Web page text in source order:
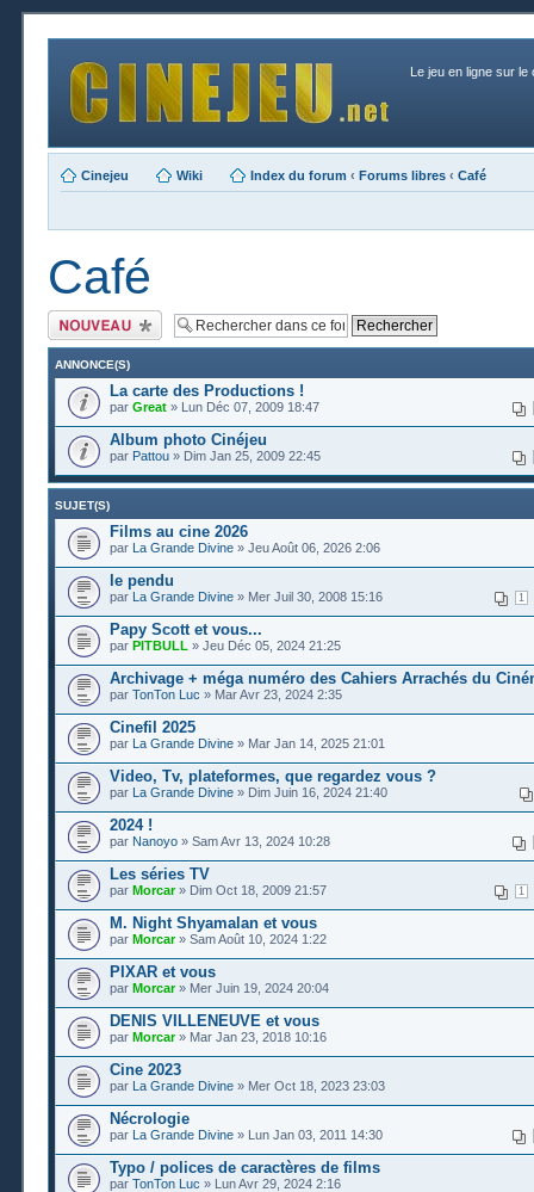
Le jeu en ligne sur le
Cinejeu Wiki Index du forum ‹ Forums libres ‹ Café
Café
Publier un nouveau
sujet
ANNONCE(S)
La carte des Productions !
par Great » Lun Déc 07, 2009 18:47
Album photo Cinéjeu
par Pattou » Dim Jan 25, 2009 22:45
SUJET(S)
Films au cine 2026
par La Grande Divine » Jeu Août 06, 2026 2:06
le pendu
1
par La Grande Divine » Mer Juil 30, 2008 15:16
Papy Scott et vous...
par PITBULL » Jeu Déc 05, 2024 21:25
Archivage + méga numéro des Cahiers Arrachés du
par TonTon Luc » Mar Avr 23, 2024 2:35
Cinefil 2025
par La Grande Divine » Mar Jan 14, 2025 21:01
Video, Tv, plateformes, que regardez vous ?
par La Grande Divine » Dim Juin 16, 2024 21:40
2024 !
par Nanoyo » Sam Avr 13, 2024 10:28
Les séries TV
1
par Morcar» Dim Oct 18, 2009 21:57
M. Night Shyamalan et vous
par Morcar» Sam Août 10, 2024 1:22
PIXAR et vous
par Morcar» Mer Juin 19, 2024 20:04
DENIS VILLENEUVE et vous
par Morcar» Mar Jan 23, 2018 10:16
Cine 2023
par La Grande Divine » Mer Oct 18, 2023 23:03
Nécrologie
par La Grande Divine » Lun Jan 03, 2011 14:30
Typo / polices de caractères de films
par TonTon Luc » Lun Avr 29, 2024 2:16